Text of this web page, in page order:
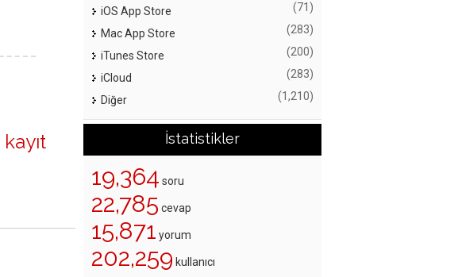
kayıt
iOS App Store (71)
Mac App Store (283)
iTunes Store (200)
iCloud (283)
Diğer (1,210)
İstatistikler
19,364 soru
22,785 cevap
15,871 yorum
202,259 kullanıcı